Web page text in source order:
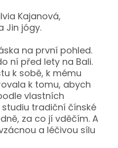
Kajanová,
Jin jógy.
na první pohled.
ní před lety na Bali.
k sobě, k mému
k tomu, abych
vlastních
studiu tradiční čínské
za co jí vděčím. A
a léčivou sílu